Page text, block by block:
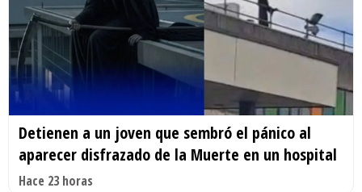
Detienen a un joven que sembró el pánico al
aparecer disfrazado de la Muerte en un hospital
Hace 23 horas